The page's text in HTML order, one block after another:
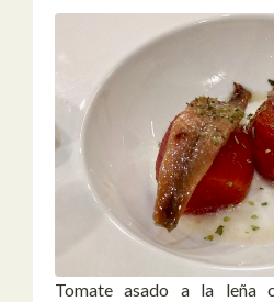
Tomate asado a la leña